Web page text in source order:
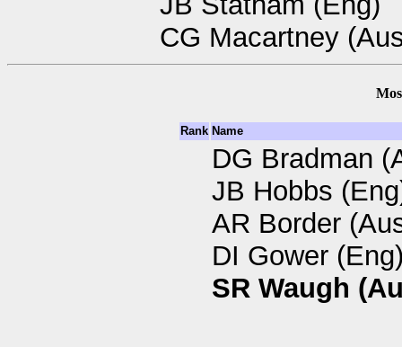
CG Macartney
Rank Name
DG Bradman
JB Hobbs
AR Border
DI Gower
SR Waugh